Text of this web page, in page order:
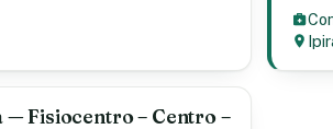
— Fisiocentro – Centro –